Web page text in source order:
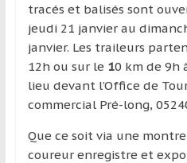
découverte
culturelle
d’un
pays
région
tracés et balisés sont
jeudi 21 janvier au
janvier. Les traileurs
12h ou sur le 10 km de 9h
lieu devant l’Office de
commercial Pré-long,
Que ce soit via une
coureur enregistre et